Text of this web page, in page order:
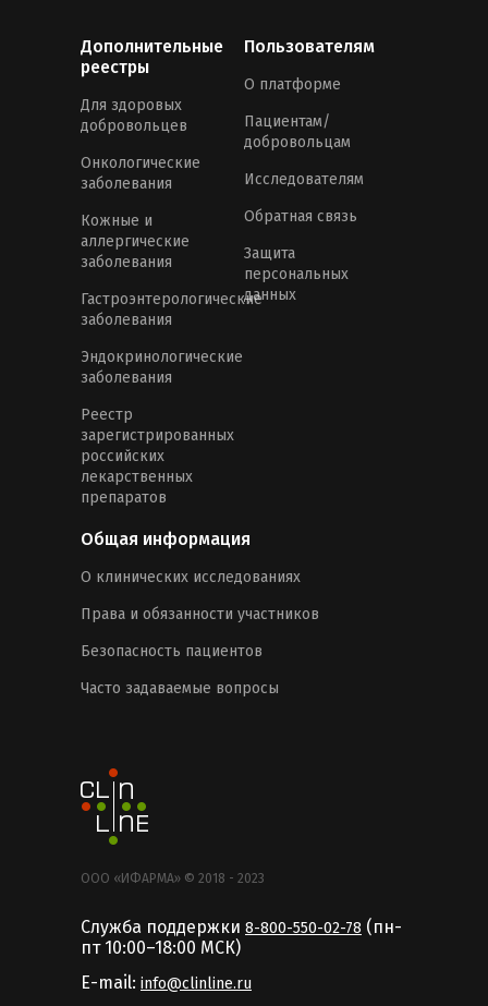
Дополнительные
реестры
Для здоровых
добровольцев
Онкологические
заболевания
Кожные и
аллергические
заболевания
Гастроэнтерологические
заболевания
Эндокринологические
заболевания
Реестр
зарегистрированных
российских
лекарственных
препаратов
Пользователям
О платформе
Пациентам/
добровольцам
Исследователям
Обратная связь
Защита
персональных
данных
Общая информация
О клинических исследованиях
Права и обязанности участников
Безопасность пациентов
Часто задаваемые вопросы
ООО «ИФАРМА» © 2018 - 2023
Служба поддержки 8-800-550-02-78 (пн-
пт 10:00–18:00 MCК)
E-mail: info@clinline.ru